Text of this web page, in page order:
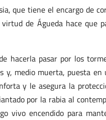
que tiene el encargo de
de Águeda hace que
hacerla pasar por los
y, medio muerta, puesta
y le asegura la
por la rabia al
vivo encendido para